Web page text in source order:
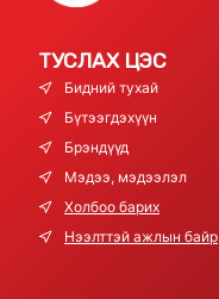
ТУСЛАХ ЦЭС
Бидний тухай
Бүтээгдэхүүн
Брэндүүд
Мэдээ, мэдээлэл
Холбоо барих
Нээлттэй ажлын байр